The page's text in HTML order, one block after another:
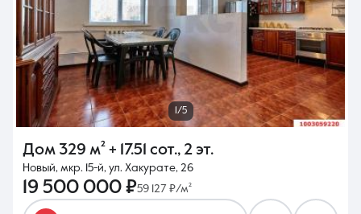
1/5
Дом 329 м² + 17.51 сот., 2 эт.
Новый, мкр. 15-й, ул. Хакурате, 26
19 500 000 ₽59 127 ₽/м²